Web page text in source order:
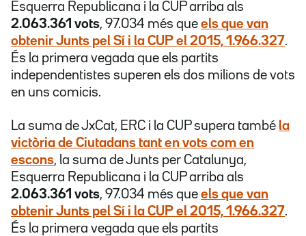
Esquerra Republicana i la CUP arriba als
2.063.361 vots, 97.034 més que els que van
obtenir Junts pel Sí i la CUP el 2015, 1.966.327.
És la primera vegada que els partits
independentistes superen els dos milions de vots
en uns comicis.
La suma de JxCat, ERC i la CUP supera també la
victòria de Ciutadans tant en vots com en
escons, la suma de Junts per Catalunya,
Esquerra Republicana i la CUP arriba als
2.063.361 vots, 97.034 més que els que van
obtenir Junts pel Sí i la CUP el 2015, 1.966.327.
És la primera vegada que els partits